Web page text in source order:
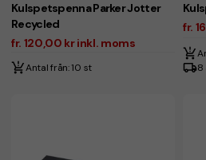
Kulspetspenna Parker Jotter
Recycled
fr. 120,00 kr inkl. moms
Antal från: 10 st
fr.
8